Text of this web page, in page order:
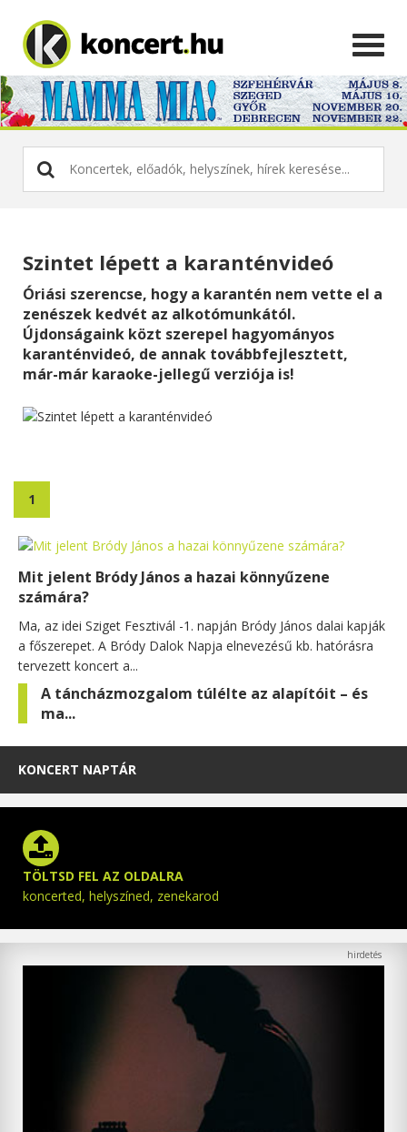
Szintet lépett a karanténvideó
Óriási szerencse, hogy a karantén nem vette el a
zenészek kedvét az alkotómunkától.
Újdonságaink közt szerepel hagyományos
karanténvideó, de annak továbbfejlesztett,
már-már karaoke-jellegű verziója is!
1
Mit jelent Bródy János a hazai könnyűzene
számára?
Ma, az idei Sziget Fesztivál -1. napján Bródy János dalai kapják
a főszerepet. A Bródy Dalok Napja elnevezésű kb. hatórásra
tervezett koncert a...
A táncházmozgalom túlélte az alapítóit – és
ma...
KONCERT NAPTÁR
TÖLTSD FEL AZ OLDALRA
koncerted, helyszíned, zenekarod